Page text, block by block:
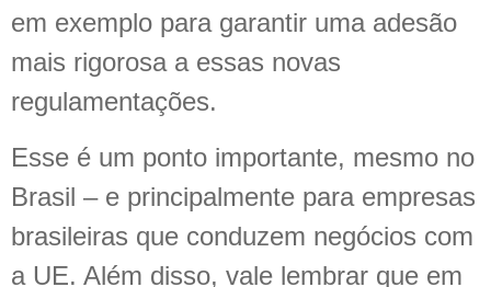
em exemplo para garantir uma adesão
mais rigorosa a essas novas
regulamentações.
Esse é um ponto importante, mesmo no
Brasil – e principalmente para empresas
brasileiras que conduzem negócios com
a UE. Além disso, vale lembrar que em